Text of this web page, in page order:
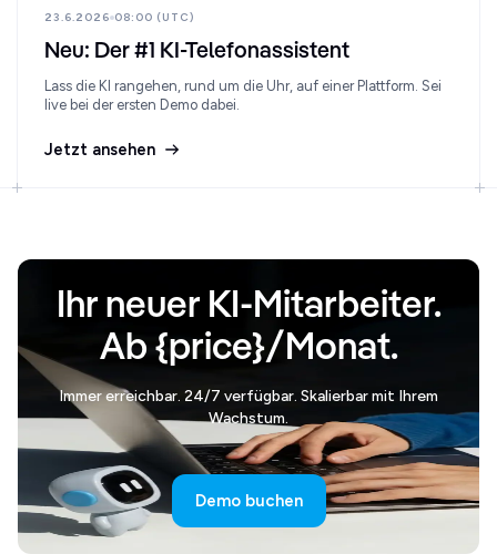
23.6.2026 08:00 (UTC)
Neu: Der #1 KI-Telefonassistent
Lass die KI rangehen, rund um die Uhr, auf einer Plattform. Sei
live bei der ersten Demo dabei.
Jetzt ansehen
Ihr neuer KI-Mitarbeiter.
Ab {price}/Monat.
Immer erreichbar. 24/7 verfügbar. Skalierbar mit Ihrem
Wachstum.
Demo buchen